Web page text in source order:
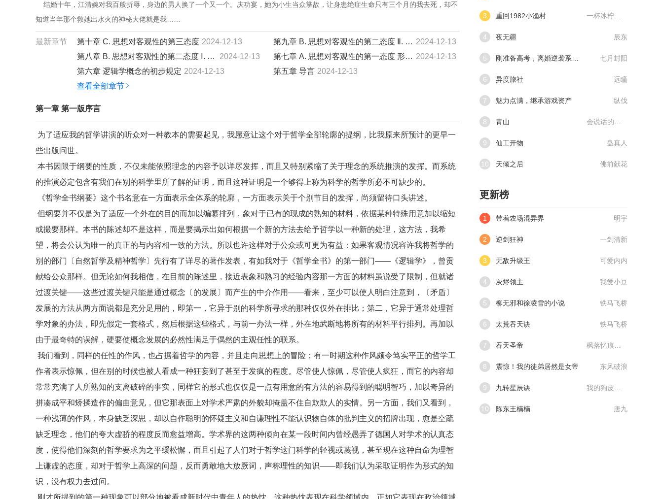
结婚十年，江清婉对我百般折辱，身边的男人换了一个又一个。庆功宴，她为小生当众掌故，让身患绝症生命只有三个月的我去死，却不
知道当年那个救她出水火的神秘大佬就是我……
最新章节 第十章 C. 思想对客观性的第三态度 2024-12-13 第九章 B. 思想对客观性的第二态度 Ⅱ. 批判… 2024-12-13
第八章 B. 思想对客观性的第二态度 Ⅰ. 经验…
2024-12-13 第七章 A. 思想对客观性的第一态度 形而上学 2024-12-13
第六章 逻辑学概念的初步规定 2024-12-13 第五章 导言 2024-12-13
查看全部章节
第一章 第一版序言
为了适应我的哲学讲演的听众对一种教本的需要起见，我愿意让这个对于哲学全部轮廓的提纲，比我原来所预计的更早一
些出版问世。
本书因限于纲要的性质，不仅未能依照理念的内容予以详尽发挥，而且又特别紧缩了关于理念的系统推演的发挥。而系统
的推演必定包含有我们在别的科学里所了解的证明，而且这种证明是一个够得上称为科学的哲学所必不可缺少的。
《哲学全书纲要》这个书名意在一方面表示全体系的轮廓，一方面表示关于个别节目的发挥，尚须留待口头讲述。
但纲要并不仅是为了适应一个外在的目的而加以编纂排列，象对于已有的现成的熟知的材料，依据某种特殊用意加以缩短
或撮要那样。本书的陈述却不是这样，而是要揭示出如何根据一个新的方法去给予哲学以一种新的处理，这方法，我希
望，将会公认为唯一的真正的与内容相一致的方法。所以也许这样对于公众或可更为有益：如果客观情况容许我将哲学的
别的部门〔自然哲学及精神哲学〕先行有了详尽的著作发表，有如我对于《哲学全书》的第一部门——《逻辑学》，曾贡
献给公众那样。但无论如何我相信，在目前的陈述里，接近表象和熟习的经验内容那一方面的材料虽说受了限制，但就诸
过渡关键——这些过渡关键只能是通过概念〔的发展〕而产生的中介作用——看来，至少可以使人明白注意到，〔矛盾〕
发展的方法从两方面说都是充分足用的，即第一，它异于别的科学所寻求的那种仅仅外在排比；第二，它异于通常处理哲
学对象的办法，即先假定一套格式，然后根据这些格式，与前一办法一样，外在地武断地将所有的材料平行排列。再加以
由于最奇特的误解，硬要使概念发展的必然性满足于偶然的主观任性的联系。
我们看到，同样的任性的作风，也占据着哲学的内容，并且走向思想上的冒险；有一时期这种作风颇令笃实平正的哲学工
作者表示惊佩，但在别的时候也被人看成一种狂妄到了甚至于发疯的程度。尽管使人惊佩，尽管使人疯狂，而它的内容却
常常充满了人所熟知的支离破碎的事实，同样它的形式也仅仅是一点有用意的有方法的容易得到的聪明智巧，加以奇异的
拼凑成平和矫揉造作的偏曲意见，但它那表面上对学术严肃的外貌却掩盖不住自欺欺人的实情。另一方面，我们又看到，
一种浅薄的作风，本身缺乏深思，却以自作聪明的怀疑主义和自谦理性不能认识物自体的批判主义的招牌出现，愈是空疏
缺乏理念，他们的夸大虚骄的程度反而愈益增高。学术界的这两种倾向在某一段时间内曾经愚弄了德国人对学术的认真态
度，使得他们深刻的哲学要求为之平缓松懈，而且引起了人们对于哲学这门科学的轻视或蔑视，甚至现在这种自命为理智
上谦虚的态度，却对于哲学上高深的问题，反而勇敢地大放厥词，声称理性的知识——即我们认为采取证明作为形式的知
识，没有权力去过问。
刚才所提到的第一种现象可以部分地被看成新时代中青年人的热忱。这种热忱表现在科学领域内，正如它表现在政治领域
3 重回1982小渔村
4 夜无疆 辰东
5 七月封阳
6 异度旅社 远瞳
7 魅力点满，继承游戏资产 纵伐
8 青山
9 仙工开物 蛊真人
10 天倾之后 佛前献花
更新榜
1 带着农场混异界 明宇
2 逆剑狂神 一剑清新
3 无敌升级王 可爱内内
4 灰烬领主 我爱小豆
5 柳无邪和徐凌雪的小说 铁马飞桥
6 太荒吞天诀 铁马飞桥
7 吞天圣帝
8 震惊！我的徒弟居然是女帝 东风破浪
9 九转星辰诀
10 陈东王楠楠 唐九